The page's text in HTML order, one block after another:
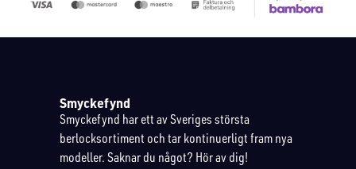
Smyckefynd
Smyckefynd har ett av Sveriges största
berlocksortiment och tar kontinuerligt fram nya
modeller. Saknar du något? Hör av dig!